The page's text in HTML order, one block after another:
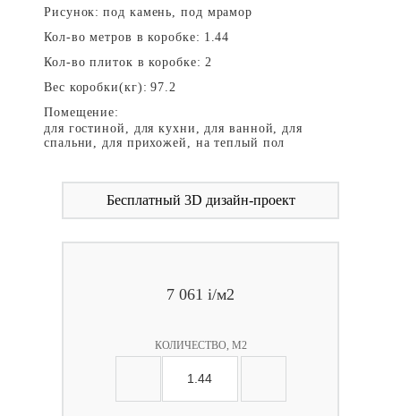
Рисунок: под камень, под мрамор
Кол-во метров в коробке: 1.44
Кол-во плиток в коробке: 2
Вес коробки(кг): 97.2
Помещение:
для гостиной, для кухни, для ванной, для
спальни, для прихожей, на теплый пол
Бесплатный 3D дизайн-проект
7 061 i/м2
КОЛИЧЕСТВО, М2